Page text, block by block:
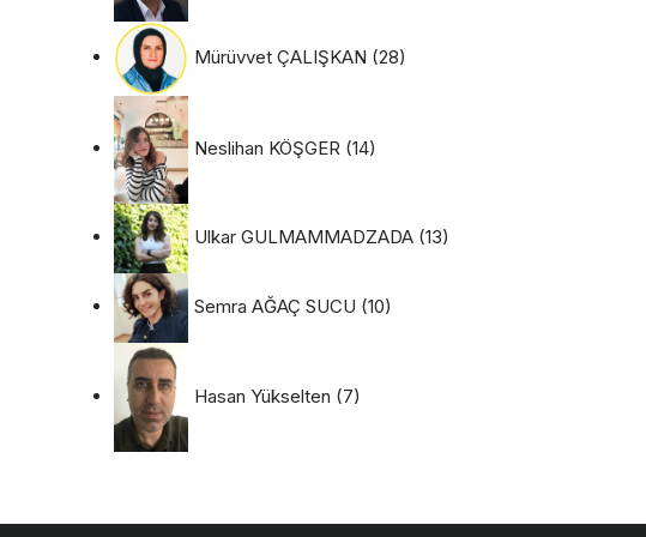
Mürüvvet ÇALIŞKAN (28)
Neslihan KÖŞGER (14)
Ulkar GULMAMMADZADA (13)
Semra AĞAÇ SUCU (10)
Hasan Yükselten (7)